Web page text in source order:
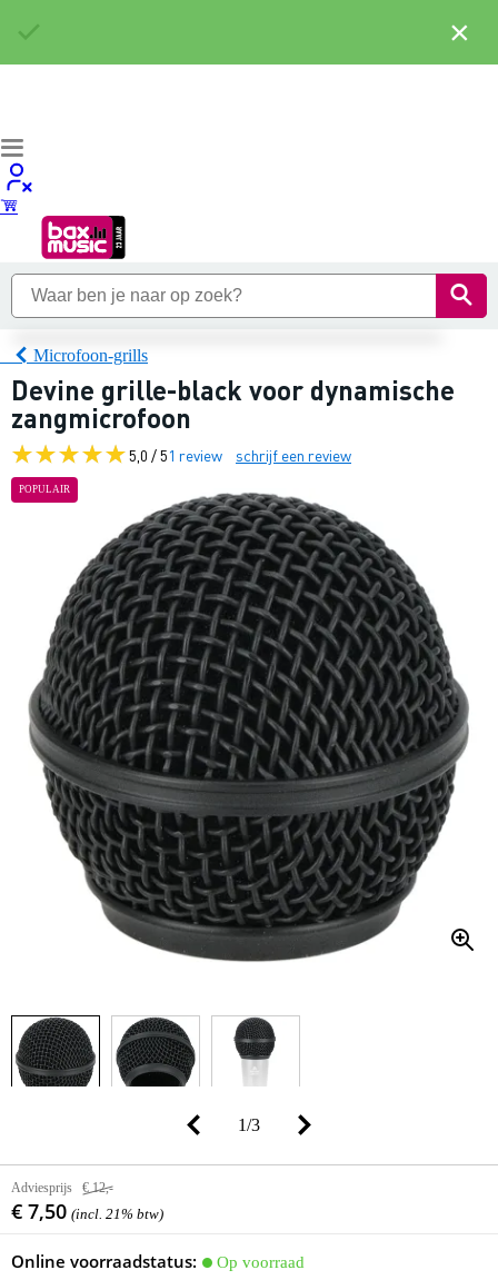
Microfoon-grills
Devine grille-black voor dynamische
zangmicrofoon
5,0 / 51 review schrijf een review
POPULAIR
1/3
Adviesprijs € 12,-
€ 7,50 (incl. 21% btw)
Online voorraadstatus:
Op voorraad
×